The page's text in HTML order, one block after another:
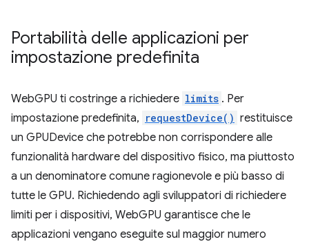
Portabilità delle applicazioni per
impostazione predefinita
WebGPU ti costringe a richiedere limits . Per
impostazione predefinita, requestDevice() restituisce
un GPUDevice che potrebbe non corrispondere alle
funzionalità hardware del dispositivo fisico, ma piuttosto
a un denominatore comune ragionevole e più basso di
tutte le GPU. Richiedendo agli sviluppatori di richiedere
limiti per i dispositivi, WebGPU garantisce che le
applicazioni vengano eseguite sul maggior numero